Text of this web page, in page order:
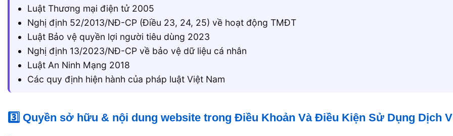
Luật Thương mại điện tử 2005
Nghị định 52/2013/NĐ-CP (Điều 23, 24, 25) về hoạt động TMĐT
Luật Bảo vệ quyền lợi người tiêu dùng 2023
Nghị định 13/2023/NĐ-CP về bảo vệ dữ liệu cá nhân
Luật An Ninh Mạng 2018
Các quy định hiện hành của pháp luật Việt Nam
3️⃣ Quyền sở hữu & nội dung website trong Điều Khoản Và Điều Kiện Sử Dụng Dịch